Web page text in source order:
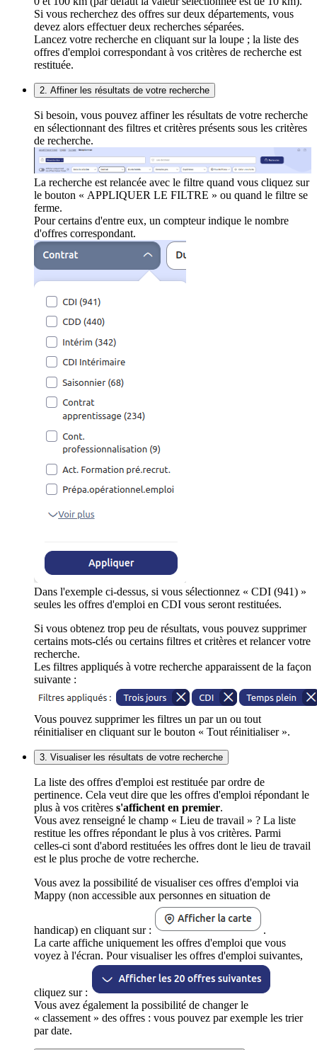
Si vous recherchez des offres sur deux départements, vous
devez alors effectuer deux recherches séparées.
Lancez votre recherche en cliquant sur la loupe ; la liste des
offres d'emploi correspondant à vos critères de recherche est
restituée.
2. Affiner les résultats de votre recherche
Si besoin, vous pouvez affiner les résultats de votre recherche
en sélectionnant des filtres et critères présents sous les critères
de recherche.
La recherche est relancée avec le filtre quand vous cliquez sur
le bouton « APPLIQUER LE FILTRE » ou quand le filtre se
ferme.
Pour certains d'entre eux, un compteur indique le nombre
d'offres correspondant.
Dans l'exemple ci-dessus, si vous sélectionnez « CDI (941) »
seules les offres d'emploi en CDI vous seront restituées.
Si vous obtenez trop peu de résultats, vous pouvez supprimer
certains mots-clés ou certains filtres et critères et relancer votre
recherche.
Les filtres appliqués à votre recherche apparaissent de la façon
suivante :
Vous pouvez supprimer les filtres un par un ou tout
réinitialiser en cliquant sur le bouton « Tout réinitialiser ».
3. Visualiser les résultats de votre recherche
La liste des offres d'emploi est restituée par ordre de
pertinence. Cela veut dire que les offres d'emploi répondant le
plus à vos critères s'affichent en premier.
Vous avez renseigné le champ « Lieu de travail » ? La liste
restitue les offres répondant le plus à vos critères. Parmi
celles-ci sont d'abord restituées les offres dont le lieu de travail
est le plus proche de votre recherche.
Vous avez la possibilité de visualiser ces offres d'emploi via
Mappy (non accessible aux personnes en situation de
handicap) en cliquant sur :
.
La carte affiche uniquement les offres d'emploi que vous
voyez à l'écran. Pour visualiser les offres d'emploi suivantes,
cliquez sur :
Vous avez également la possibilité de changer le
« classement » des offres : vous pouvez par exemple les trier
par date.